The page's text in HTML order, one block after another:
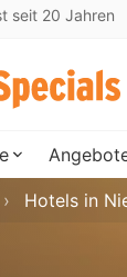
seit 20 Jahren
Hotels in